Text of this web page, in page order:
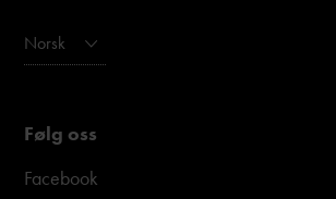
Norsk
Følg oss
Facebook